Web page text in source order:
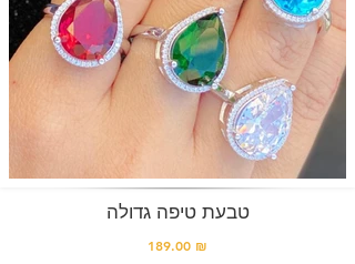
טבעת טיפה גדולה
189.00 ₪